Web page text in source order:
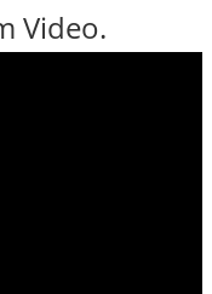
Video.